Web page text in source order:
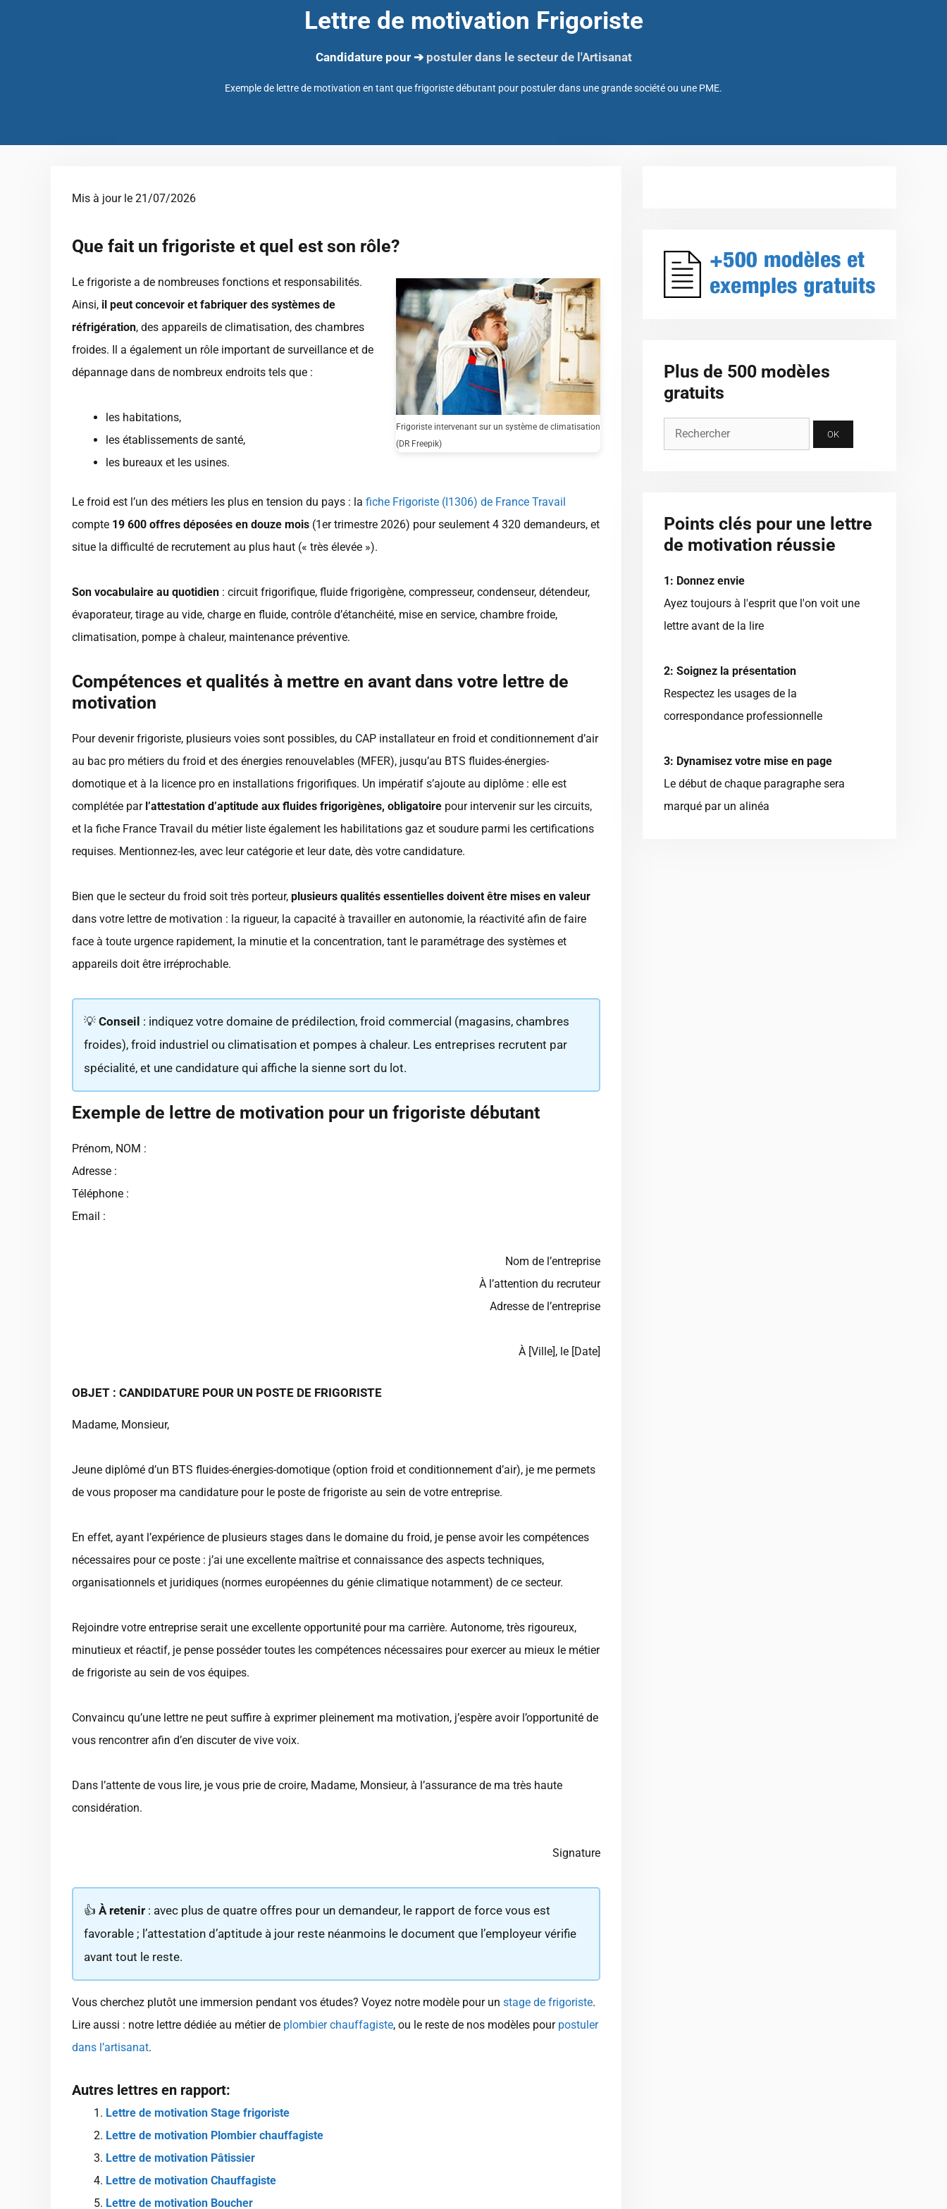
Lettre de motivation Frigoriste
Candidature pour ➔ postuler dans le secteur de l'Artisanat
Exemple de lettre de motivation en tant que frigoriste débutant pour postuler dans une grande société ou une PME.
Mis à jour le 21/07/2026
Que fait un frigoriste et quel est son rôle?
Frigoriste intervenant sur un système de climatisation
(DR Freepik)
Le frigoriste a de nombreuses fonctions et responsabilités.
Ainsi, il peut concevoir et fabriquer des systèmes de
réfrigération, des appareils de climatisation, des chambres
froides. Il a également un rôle important de surveillance et de
dépannage dans de nombreux endroits tels que :
les habitations,
les établissements de santé,
les bureaux et les usines.
Le froid est l’un des métiers les plus en tension du pays : la fiche Frigoriste (I1306) de France Travail
compte 19 600 offres déposées en douze mois (1er trimestre 2026) pour seulement 4 320 demandeurs, et
situe la difficulté de recrutement au plus haut (« très élevée »).
Son vocabulaire au quotidien : circuit frigorifique, fluide frigorigène, compresseur, condenseur, détendeur,
évaporateur, tirage au vide, charge en fluide, contrôle d’étanchéité, mise en service, chambre froide,
climatisation, pompe à chaleur, maintenance préventive.
Compétences et qualités à mettre en avant dans votre lettre de
motivation
Pour devenir frigoriste, plusieurs voies sont possibles, du CAP installateur en froid et conditionnement d’air
au bac pro métiers du froid et des énergies renouvelables (MFER), jusqu’au BTS fluides-énergies-
domotique et à la licence pro en installations frigorifiques. Un impératif s’ajoute au diplôme : elle est
complétée par l’attestation d’aptitude aux fluides frigorigènes, obligatoire pour intervenir sur les circuits,
et la fiche France Travail du métier liste également les habilitations gaz et soudure parmi les certifications
requises. Mentionnez-les, avec leur catégorie et leur date, dès votre candidature.
Bien que le secteur du froid soit très porteur, plusieurs qualités essentielles doivent être mises en valeur
dans votre lettre de motivation : la rigueur, la capacité à travailler en autonomie, la réactivité afin de faire
face à toute urgence rapidement, la minutie et la concentration, tant le paramétrage des systèmes et
appareils doit être irréprochable.
💡 Conseil : indiquez votre domaine de prédilection, froid commercial (magasins, chambres
froides), froid industriel ou climatisation et pompes à chaleur. Les entreprises recrutent par
spécialité, et une candidature qui affiche la sienne sort du lot.
Exemple de lettre de motivation pour un frigoriste débutant
Prénom, NOM :
Adresse :
Téléphone :
Email :
Nom de l’entreprise
À l’attention du recruteur
Adresse de l’entreprise
À [Ville], le [Date]
OBJET : CANDIDATURE POUR UN POSTE DE FRIGORISTE
Madame, Monsieur,
Jeune diplômé d’un BTS fluides-énergies-domotique (option froid et conditionnement d’air), je me permets
de vous proposer ma candidature pour le poste de frigoriste au sein de votre entreprise.
En effet, ayant l’expérience de plusieurs stages dans le domaine du froid, je pense avoir les compétences
nécessaires pour ce poste : j’ai une excellente maîtrise et connaissance des aspects techniques,
organisationnels et juridiques (normes européennes du génie climatique notamment) de ce secteur.
Rejoindre votre entreprise serait une excellente opportunité pour ma carrière. Autonome, très rigoureux,
minutieux et réactif, je pense posséder toutes les compétences nécessaires pour exercer au mieux le métier
de frigoriste au sein de vos équipes.
Convaincu qu’une lettre ne peut suffire à exprimer pleinement ma motivation, j’espère avoir l’opportunité de
vous rencontrer afin d’en discuter de vive voix.
Dans l’attente de vous lire, je vous prie de croire, Madame, Monsieur, à l’assurance de ma très haute
considération.
Signature
👍 À retenir : avec plus de quatre offres pour un demandeur, le rapport de force vous est
favorable ; l’attestation d’aptitude à jour reste néanmoins le document que l’employeur vérifie
avant tout le reste.
Vous cherchez plutôt une immersion pendant vos études? Voyez notre modèle pour un stage de frigoriste.
Lire aussi : notre lettre dédiée au métier de plombier chauffagiste, ou le reste de nos modèles pour postuler
dans l’artisanat.
Autres lettres en rapport:
Lettre de motivation Stage frigoriste
Lettre de motivation Plombier chauffagiste
Lettre de motivation Pâtissier
Lettre de motivation Chauffagiste
Lettre de motivation Boucher
Plus de 500 modèles
gratuits
Points clés pour une lettre
de motivation réussie
1: Donnez envie
Ayez toujours à l'esprit que l'on voit une
lettre avant de la lire
2: Soignez la présentation
Respectez les usages de la
correspondance professionnelle
3: Dynamisez votre mise en page
Le début de chaque paragraphe sera
marqué par un alinéa